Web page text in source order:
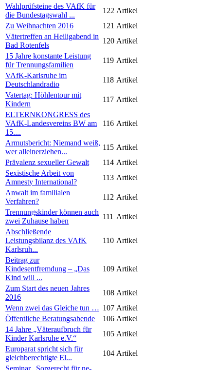
Wahlprüfsteine des VAfK für
die Bundestagswahl ...
122 Artikel
Zu Weihnachten 2016
121 Artikel
Vätertreffen an Heiligabend in
Bad Rotenfels
120 Artikel
15 Jahre konstante Leistung
für Trennungsfamilien
119 Artikel
VAfK-Karlsruhe im
Deutschlandradio
118 Artikel
Vatertag: Höhlentour mit
Kindern
117 Artikel
ELTERNKONGRESS des
VAfK-Landesvereins BW am
15....
116 Artikel
Armutsbericht: Niemand weiß,
wer alleinerziehen...
115 Artikel
Prävalenz sexueller Gewalt
114 Artikel
Sexistische Arbeit von
Amnesty International?
113 Artikel
Anwalt im familialen
Verfahren?
112 Artikel
Trennungskinder können auch
zwei Zuhause haben
111 Artikel
Abschließende
Leistungsbilanz des VAfK
Karlsruh...
110 Artikel
Beitrag zur
Kindesentfremdung – „Das
Kind will ...
109 Artikel
Zum Start des neuen Jahres
2016
108 Artikel
Wenn zwei das Gleiche tun … 107 Artikel
Öffentliche Beratungsabende
106 Artikel
14 Jahre „Väteraufbruch für
Kinder Karlsruhe e.V.“
105 Artikel
Europarat spricht sich für
gleichberechtigte El...
104 Artikel
Seminar „Sorgerecht für ne-